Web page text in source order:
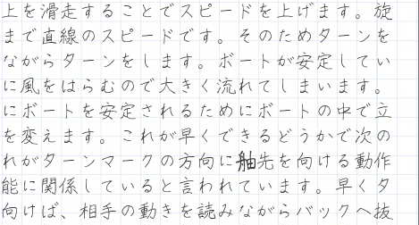
を滑走することでスピードを上げます。旋
で直線のスピードです。そのためターンを
がらターンをします。ボートが安定してい
風をはらむので大きく流れてしまいます。
ボートを安定されるためにボートの中で立
変えます。これが早くできるどうかで次の
がターンマークの方向に舳先を向ける動作
に関係していると言われています。早くタ
けば、相手の動きを読みながらバックへ抜